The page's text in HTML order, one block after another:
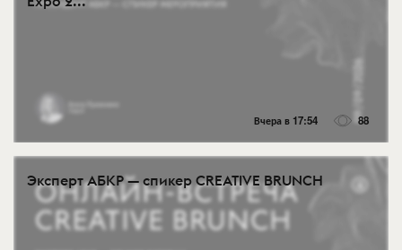
Вчера в 17:54 88
Эксперт АБКР — спикер CREATIVE BRUNCH